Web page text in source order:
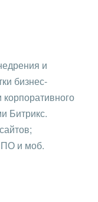
и
бизнес-
Битрикс.
ПО и моб.
с 1С;